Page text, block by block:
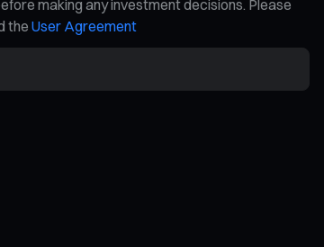
making any investment decisions. Please
the User Agreement